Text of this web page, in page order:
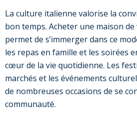
La culture italienne valorise la
bon temps. Acheter une maison de
permet de s’immerger dans ce
les repas en famille et les soirées
cœur de la vie quotidienne. Les
marchés et les événements
de nombreuses occasions de se
communauté.